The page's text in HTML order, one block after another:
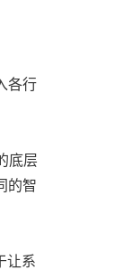
各行
底层
的智
让系